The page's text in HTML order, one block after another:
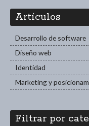
Artículos
Desarrollo de software
Diseño web
Identidad
Marketing y
Filtrar por